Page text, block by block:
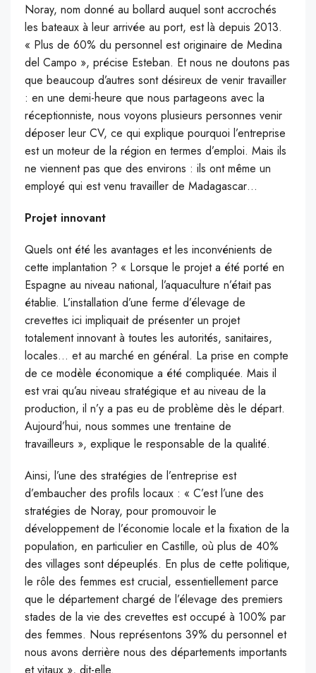
Noray, nom donné au bollard auquel sont accrochés
les bateaux à leur arrivée au port, est là depuis 2013.
« Plus de 60% du personnel est originaire de Medina
del Campo », précise Esteban. Et nous ne doutons pas
que beaucoup d’autres sont désireux de venir travailler
: en une demi-heure que nous partageons avec la
réceptionniste, nous voyons plusieurs personnes venir
déposer leur CV, ce qui explique pourquoi l’entreprise
est un moteur de la région en termes d’emploi. Mais ils
ne viennent pas que des environs : ils ont même un
employé qui est venu travailler de Madagascar…
Projet innovant
Quels ont été les avantages et les inconvénients de
cette implantation ? « Lorsque le projet a été porté en
Espagne au niveau national, l’aquaculture n’était pas
établie. L’installation d’une ferme d’élevage de
crevettes ici impliquait de présenter un projet
totalement innovant à toutes les autorités, sanitaires,
locales… et au marché en général. La prise en compte
de ce modèle économique a été compliquée. Mais il
est vrai qu’au niveau stratégique et au niveau de la
production, il n’y a pas eu de problème dès le départ.
Aujourd’hui, nous sommes une trentaine de
travailleurs », explique le responsable de la qualité.
Ainsi, l’une des stratégies de l’entreprise est
d’embaucher des profils locaux : « C’est l’une des
stratégies de Noray, pour promouvoir le
développement de l’économie locale et la fixation de la
population, en particulier en Castille, où plus de 40%
des villages sont dépeuplés. En plus de cette politique,
le rôle des femmes est crucial, essentiellement parce
que le département chargé de l’élevage des premiers
stades de la vie des crevettes est occupé à 100% par
des femmes. Nous représentons 39% du personnel et
nous avons derrière nous des départements importants
et vitaux », dit-elle.